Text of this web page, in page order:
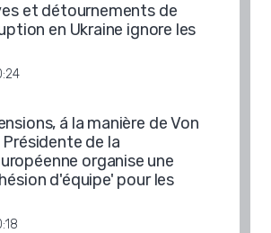
et détournements de
en Ukraine ignore les
á la manière de Von
de la
organise une
d'équipe' pour les